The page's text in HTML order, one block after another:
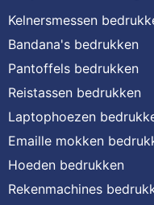
Kelnersmessen
Bandana's bedrukken
Pantoffels bedrukken
Reistassen bedrukken
Laptophoezen
Emaille mokken
Hoeden bedrukken
Rekenmachines